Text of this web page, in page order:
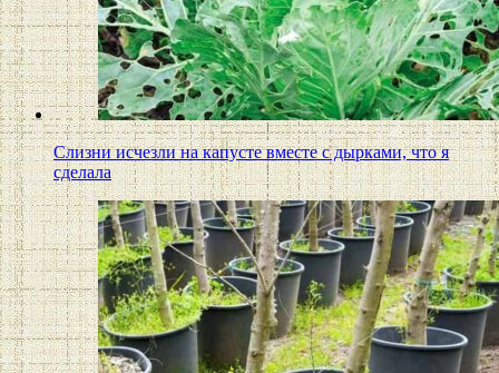
Слизни исчезли на капусте вместе с дырками, что я
сделала